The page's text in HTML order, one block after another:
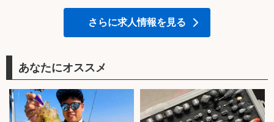
さらに求人情報を見る
あなたにオススメ